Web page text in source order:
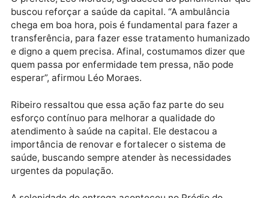
parlamentar destinou emenda parlamentar no valor
R$ 358.901,50 para aquisição da ambulância, que foi
entregue na segunda-feira (17), para a Prefeitura de
Porto Velho.
O prefeito, Léo Moraes, agradeceu ao parlamentar
chega em boa hora, pois é fundamental para fazer a
transferência, para fazer esse tratamento
e digno a quem precisa. Afinal, costumamos dizer
quem passa por enfermidade tem pressa, não pode
esperar”, afirmou Léo Moraes.